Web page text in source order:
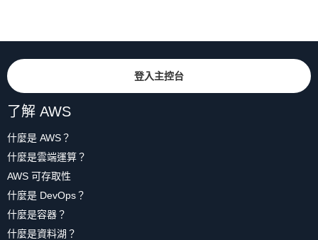
登入主控台
了解 AWS
什麼是 AWS？
什麼是雲端運算？
AWS 可存取性
什麼是 DevOps？
什麼是容器？
什麼是資料湖？